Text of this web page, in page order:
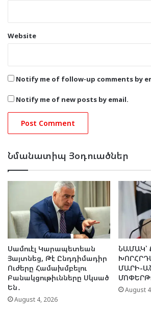
Website
Notify me of follow-up comments by
Notify me of new posts by email.
Նմանատիպ Յօդուածներ
Սամուէլ Կարապետեան
Յայտնեց, Թէ Ընդդիմադիր
Ուժերը Համախմբելու
Բանակցութիւնները Սկսած
Են․
August 4, 2026
ՆԱՄԱԿ՝
ՄԱՐԻ-
August